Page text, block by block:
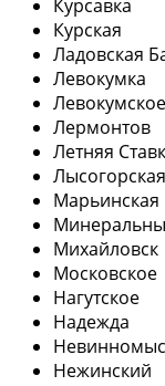
Курсавка
Курская
Ладовская
Левокумка
Левокумское
Лермонтов
Летняя
Лысогорская
Марьинская
Михайловск
Московское
Нагутское
Надежда
Нежинский